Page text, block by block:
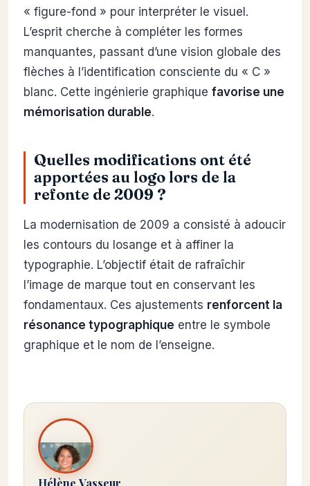
« figure-fond » pour interpréter le visuel.
L’esprit cherche à compléter les formes
manquantes, passant d’une vision globale des
flèches à l’identification consciente du « C »
blanc. Cette ingénierie graphique favorise une
mémorisation durable.
Quelles modifications ont été
apportées au logo lors de la
refonte de 2009 ?
La modernisation de 2009 a consisté à adoucir
les contours du losange et à affiner la
typographie. L’objectif était de rafraîchir
l’image de marque tout en conservant les
fondamentaux. Ces ajustements renforcent la
résonance typographique entre le symbole
graphique et le nom de l’enseigne.
Hélène Vasseur